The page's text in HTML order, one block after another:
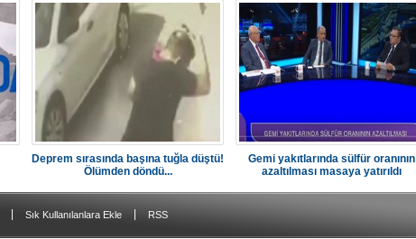
Deprem sırasında başına tuğla düştü!
Ölümden döndü...
Gemi yakıtlarında sülfür oranının
azaltılması masaya yatırıldı
Sık Kullanılanlara Ekle RSS